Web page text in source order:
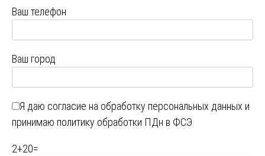
Ваш телефон
Ваш город
Я даю согласие на обработку персональных данных и
принимаю политику обработки ПДн в ФСЭ
2+20=